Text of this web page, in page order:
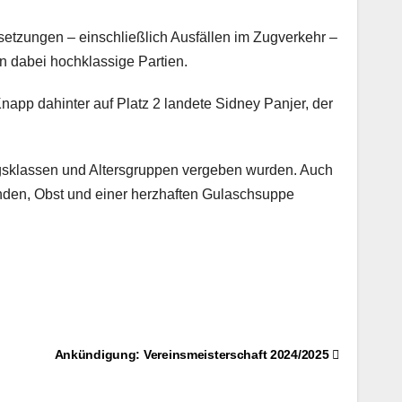
– einschließlich Ausfällen im Zugverkehr –
dabei hochklassige Partien.
dahinter auf Platz 2 landete Sidney Panjer, der
und Altersgruppen vergeben wurden. Auch
Obst und einer herzhaften Gulaschsuppe
Ankündigung: Vereinsmeisterschaft 2024/2025